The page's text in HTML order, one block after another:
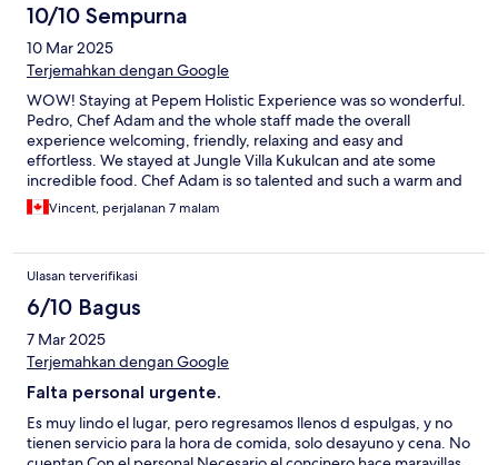
10/10 Sempurna
10 Mar 2025
Terjemahkan dengan Google
WOW! Staying at Pepem Holistic Experience was so wonderful.
Pedro, Chef Adam and the whole staff made the overall
experience welcoming, friendly, relaxing and easy and
effortless. We stayed at Jungle Villa Kukulcan and ate some
incredible food. Chef Adam is so talented and such a warm and
authentic presence! I can't wait to come back to Pepem and
host my own yoga retreat one day, as it is a beautiful space for
in the Mayan jungle. Thank you so much Pepem (means
'butterly' in Mexico!) Vincent and Roman from Canada
Vincent, perjalanan 7 malam
Ulasan terverifikasi
6/10 Bagus
7 Mar 2025
Terjemahkan dengan Google
Falta personal urgente.
Es muy lindo el lugar, pero regresamos llenos d espulgas, y no
tienen servicio para la hora de comida, solo desayuno y cena. No